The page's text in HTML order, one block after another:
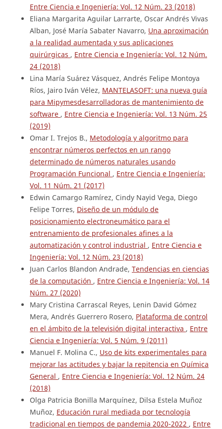
Entre Ciencia e Ingeniería: Vol. 12 Núm. 23 (2018)
Eliana Margarita Aguilar Larrarte, Oscar Andrés Vivas
Alban, José María Sabater Navarro, Una aproximación
a la realidad aumentada y sus aplicaciones
quirúrgicas , Entre Ciencia e Ingeniería: Vol. 12 Núm.
24 (2018)
Lina María Suárez Vásquez, Andrés Felipe Montoya
Ríos, Jairo Iván Vélez, MANTELASOFT: una nueva guía
para Mipymesdesarrolladoras de mantenimiento de
software , Entre Ciencia e Ingeniería: Vol. 13 Núm. 25
(2019)
Omar I. Trejos B., Metodología y algoritmo para
encontrar números perfectos en un rango
determinado de números naturales usando
Programación Funcional , Entre Ciencia e Ingeniería:
Vol. 11 Núm. 21 (2017)
Edwin Camargo Ramírez, Cindy Nayid Vega, Diego
Felipe Torres, Diseño de un módulo de
posicionamiento electroneumático para el
entrenamiento de profesionales afines a la
automatización y control industrial , Entre Ciencia e
Ingeniería: Vol. 12 Núm. 23 (2018)
Juan Carlos Blandon Andrade, Tendencias en ciencias
de la computación , Entre Ciencia e Ingeniería: Vol. 14
Núm. 27 (2020)
Mary Cristina Carrascal Reyes, Lenin David Gómez
Mera, Andrés Guerrero Rosero, Plataforma de control
en el ámbito de la televisión digital interactiva , Entre
Ciencia e Ingeniería: Vol. 5 Núm. 9 (2011)
Manuel F. Molina C., Uso de kits experimentales para
mejorar las actitudes y bajar la repitencia en Química
General , Entre Ciencia e Ingeniería: Vol. 12 Núm. 24
(2018)
Olga Patricia Bonilla Marquínez, Dilsa Estela Muñoz
Muñoz, Educación rural mediada por tecnología
tradicional en tiempos de pandemia 2020-2022 , Entre